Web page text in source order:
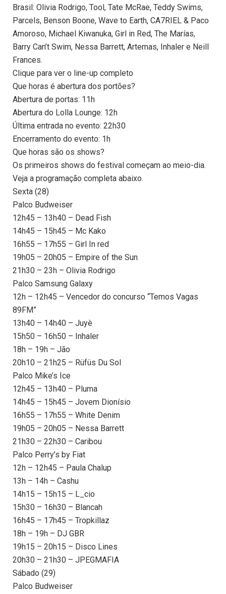
Brasil: Olivia Rodrigo, Tool, Tate McRae, Teddy Swims,
Parcels, Benson Boone, Wave to Earth, CA7RIEL & Paco
Amoroso, Michael Kiwanuka, Girl in Red, The Marías,
Barry Can’t Swim, Nessa Barrett, Artemas, Inhaler e Neill
Frances.
Clique para ver o line-up completo
Que horas é abertura dos portões?
Abertura de portas: 11h
Abertura do Lolla Lounge: 12h
Última entrada no evento: 22h30
Encerramento do evento: 1h
Que horas são os shows?
Os primeiros shows do festival começam ao meio-dia.
Veja a programação completa abaixo.
Sexta (28)
Palco Budweiser
12h45 – 13h40 – Dead Fish
14h45 – 15h45 – Mc Kako
16h55 – 17h55 – Girl In red
19h05 – 20h05 – Empire of the Sun
21h30 – 23h – Olivia Rodrigo
Palco Samsung Galaxy
12h – 12h45 – Vencedor do concurso “Temos Vagas
89FM”
13h40 – 14h40 – Juyè
15h50 – 16h50 – Inhaler
18h – 19h – Jão
20h10 – 21h25 – Rüfüs Du Sol
Palco Mike’s Ice
12h45 – 13h40 – Pluma
14h45 – 15h45 – Jovem Dionísio
16h55 – 17h55 – White Denim
19h05 – 20h05 – Nessa Barrett
21h30 – 22h30 – Caribou
Palco Perry’s by Fiat
12h – 12h45 – Paula Chalup
13h – 14h – Cashu
14h15 – 15h15 – L_cio
15h30 – 16h30 – Blancah
16h45 – 17h45 – Tropkillaz
18h – 19h – DJ GBR
19h15 – 20h15 – Disco Lines
20h30 – 21h30 – JPEGMAFIA
Sábado (29)
Palco Budweiser